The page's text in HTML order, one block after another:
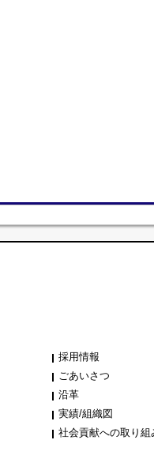
採用情報
ごあいさつ
沿革
実績/組織図
社会貢献への取り組